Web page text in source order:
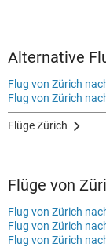
Alternative
Flug von Zürich
Flug von Zürich
Flüge Zürich
Flüge von
Flug von Zürich
Flug von Zürich
Flug von Zürich